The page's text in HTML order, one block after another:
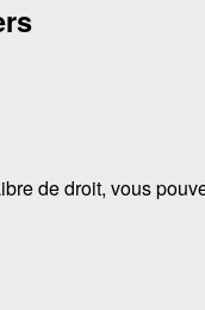
de droit, vous